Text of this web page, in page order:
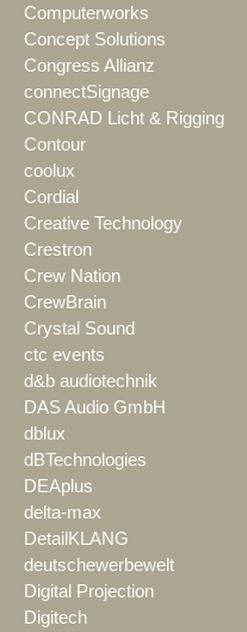
Computerworks
Concept Solutions
Congress Allianz
connectSignage
CONRAD Licht & Rigging
Contour
coolux
Cordial
Creative Technology
Crestron
Crew Nation
CrewBrain
Crystal Sound
ctc events
d&b audiotechnik
DAS Audio GmbH
dblux
dBTechnologies
DEAplus
delta-max
DetailKLANG
deutschewerbewelt
Digital Projection
Digitech